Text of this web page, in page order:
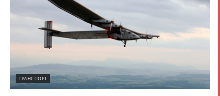
ТРАНСПОРТ